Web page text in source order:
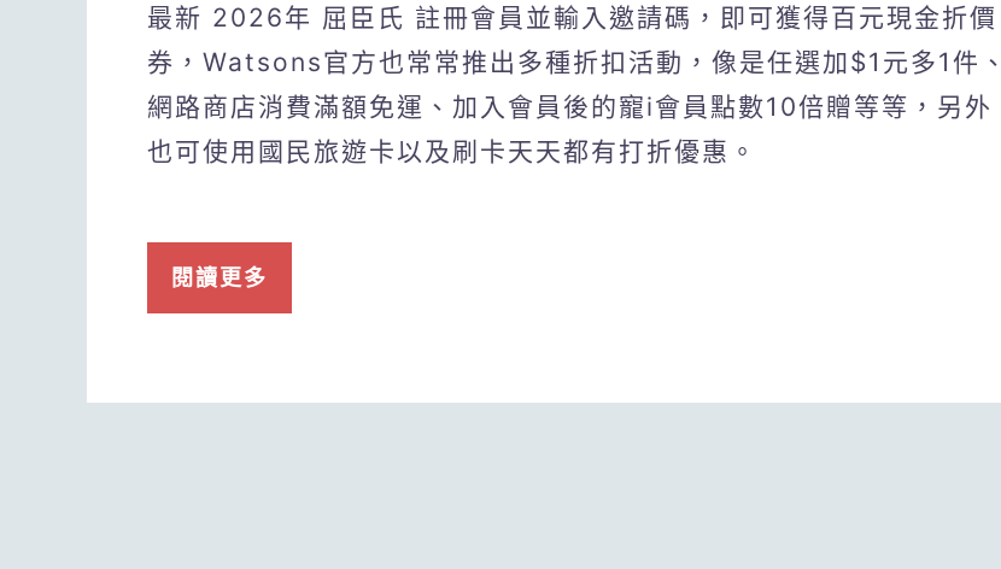
最新 2026年 屈臣氏 註冊會員並輸入邀請碼，即可獲得百元現金折價
券，Watsons官方也常常推出多種折扣活動，像是任選加$1元多1件、
網路商店消費滿額免運、加入會員後的寵i會員點數10倍贈等等，另外
也可使用國民旅遊卡以及刷卡天天都有打折優惠。
閱讀更多